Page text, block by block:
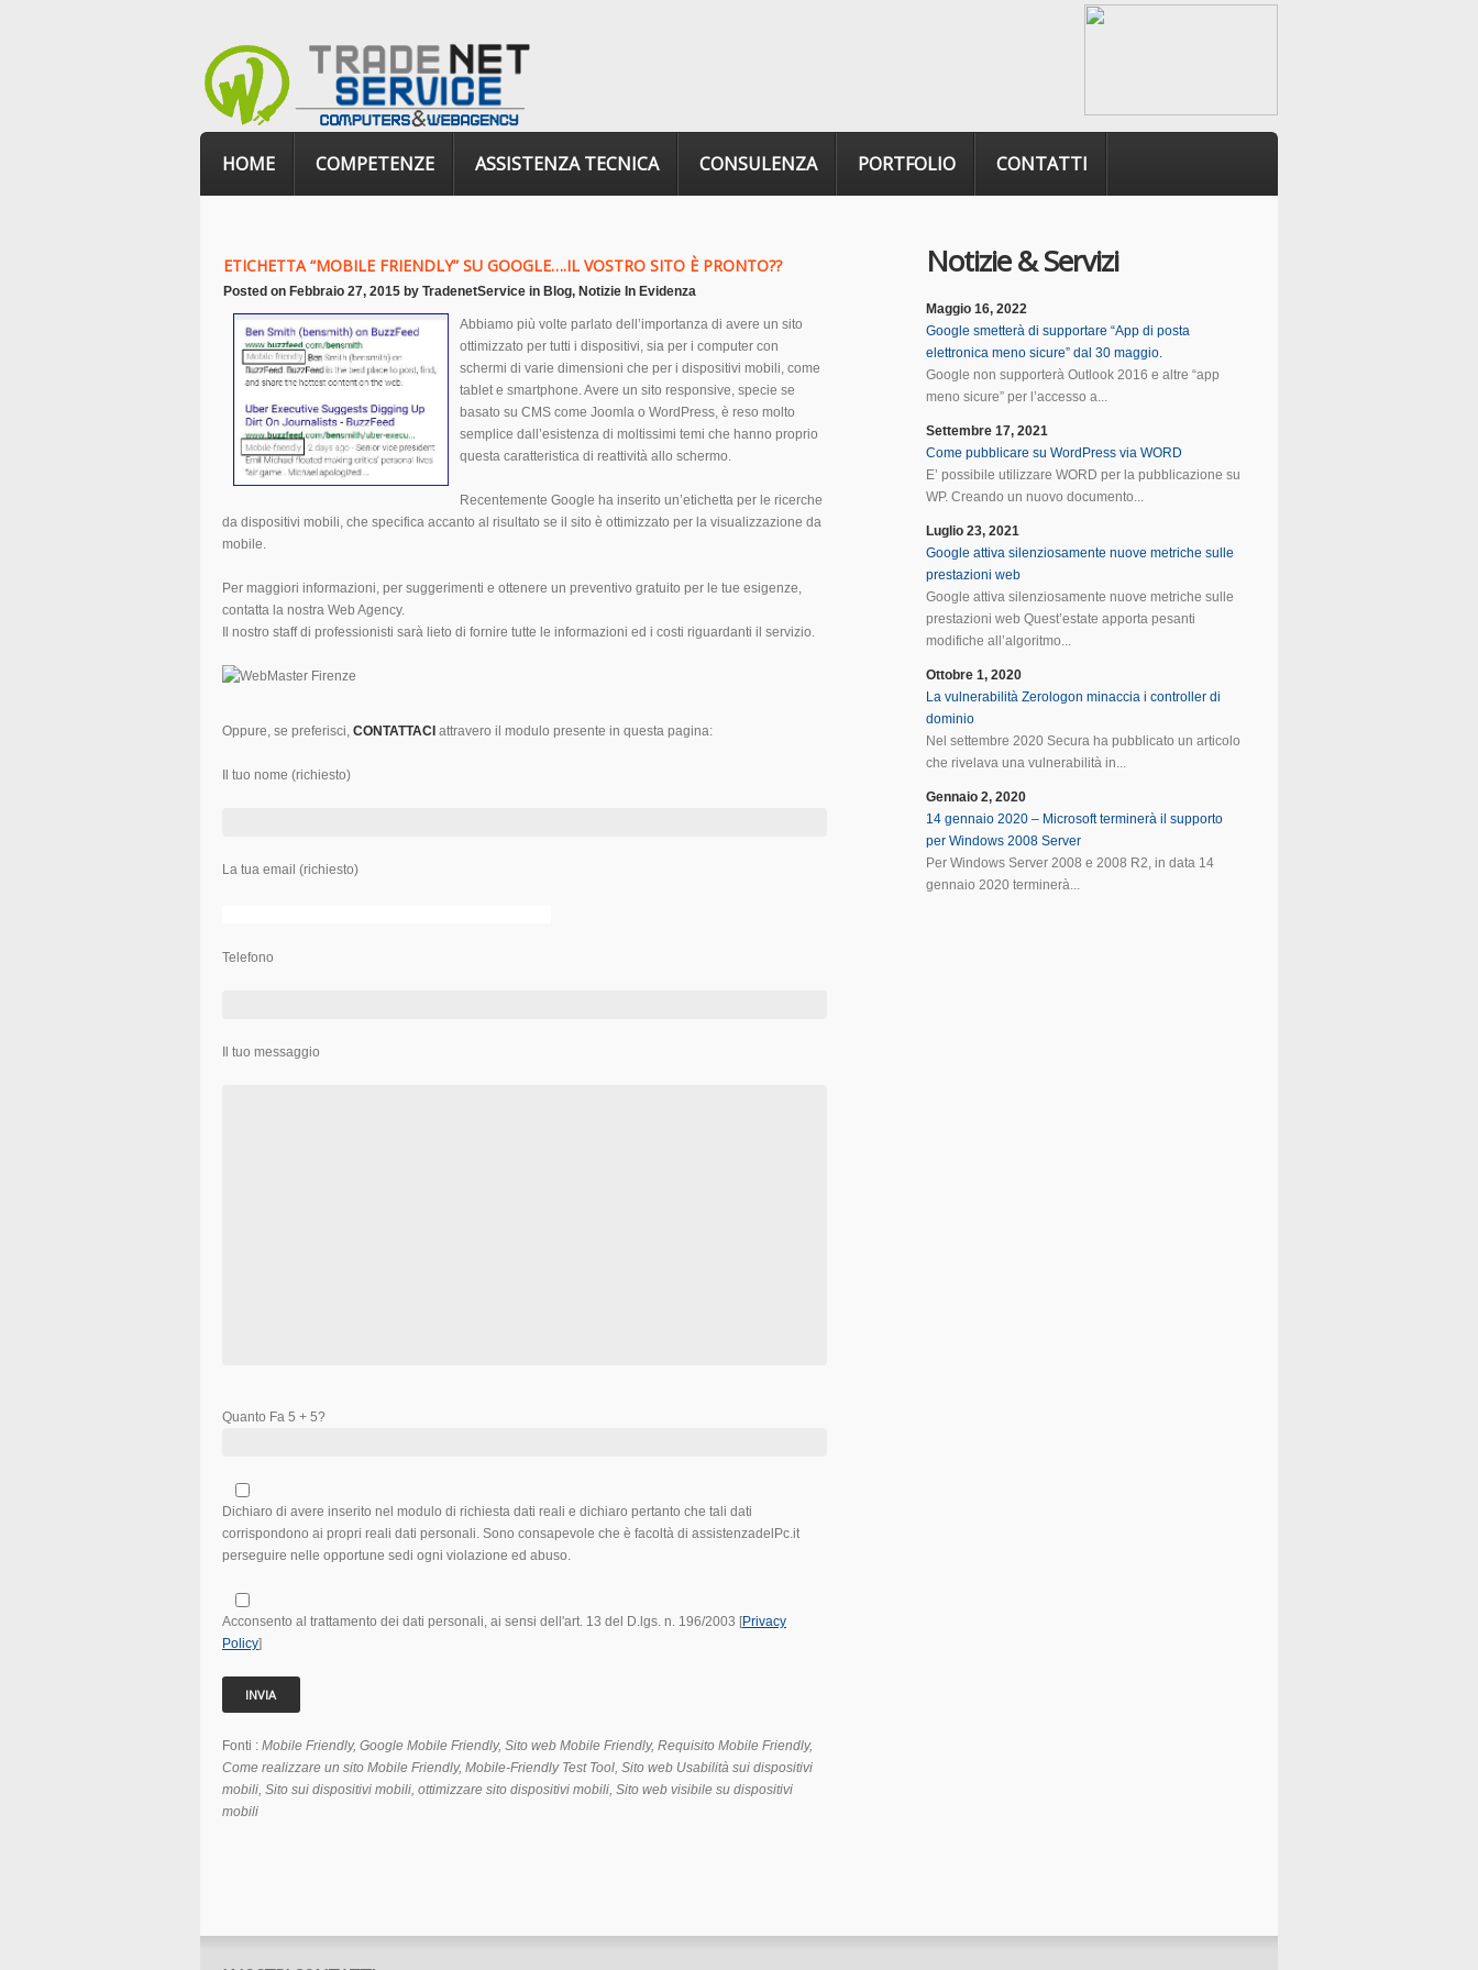
HOME COMPETENZE ASSISTENZA TECNICA CONSULENZA PORTFOLIO CONTATTI
ETICHETTA “MOBILE FRIENDLY” SU GOOGLE….IL VOSTRO SITO È PRONTO??
Posted on Febbraio 27, 2015 by TradenetService in Blog, Notizie In Evidenza
Abbiamo più volte parlato dell’importanza di avere un sito
ottimizzato per tutti i dispositivi, sia per i computer con
schermi di varie dimensioni che per i dispositivi mobili, come
tablet e smartphone. Avere un sito responsive, specie se
basato su CMS come Joomla o WordPress, è reso molto
semplice dall’esistenza di moltissimi temi che hanno proprio
questa caratteristica di reattività allo schermo.
Recentemente Google ha inserito un’etichetta per le ricerche
da dispositivi mobili, che specifica accanto al risultato se il sito è ottimizzato per la visualizzazione da
mobile.
Per maggiori informazioni, per suggerimenti e ottenere un preventivo gratuito per le tue esigenze,
contatta la nostra Web Agency.
Il nostro staff di professionisti sarà lieto di fornire tutte le informazioni ed i costi riguardanti il servizio.
Oppure, se preferisci, CONTATTACI attravero il modulo presente in questa pagina:
Il tuo nome (richiesto)
La tua email (richiesto)
Telefono
Il tuo messaggio
Quanto Fa 5 + 5?
Dichiaro di avere inserito nel modulo di richiesta dati reali e dichiaro pertanto che tali dati
corrispondono ai propri reali dati personali. Sono consapevole che è facoltà di assistenzadelPc.it
perseguire nelle opportune sedi ogni violazione ed abuso.
Acconsento al trattamento dei dati personali, ai sensi dell'art. 13 del D.lgs. n. 196/2003 [Privacy
Policy]
Fonti : Mobile Friendly, Google Mobile Friendly, Sito web Mobile Friendly, Requisito Mobile Friendly,
Come realizzare un sito Mobile Friendly, Mobile-Friendly Test Tool, Sito web Usabilità sui dispositivi
mobili, Sito sui dispositivi mobili, ottimizzare sito dispositivi mobili, Sito web visibile su dispositivi
mobili
Notizie & Servizi
Maggio 16, 2022
Google smetterà di supportare “App di posta
elettronica meno sicure” dal 30 maggio.
Google non supporterà Outlook 2016 e altre “app
meno sicure” per l’accesso a...
Settembre 17, 2021
Come pubblicare su WordPress via WORD
E’ possibile utilizzare WORD per la pubblicazione su
WP. Creando un nuovo documento...
Luglio 23, 2021
Google attiva silenziosamente nuove metriche sulle
prestazioni web
Google attiva silenziosamente nuove metriche sulle
prestazioni web Quest’estate apporta pesanti
modifiche all’algoritmo...
Ottobre 1, 2020
La vulnerabilità Zerologon minaccia i controller di
dominio
Nel settembre 2020 Secura ha pubblicato un articolo
che rivelava una vulnerabilità in...
Gennaio 2, 2020
14 gennaio 2020 – Microsoft terminerà il supporto
per Windows 2008 Server
Per Windows Server 2008 e 2008 R2, in data 14
gennaio 2020 terminerà...